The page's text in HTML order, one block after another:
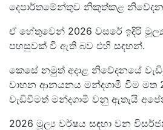
දෙපාර්තමේන්තුව නිකුත්කළ
ඒ හේතුවෙන් 2026 වසරේ ඉදිරි
පහසුවක් වී ඇති බව එහි සඳහන්.
කෙසේ නමුත් අදාළ නිවේදනයේ
වාහන ආනයනය මන්දගාමී වීම මත
වැඩිවීමත් මන්දගාමී වනු ඇතැයි
2026 මූල්‍ය වර්ෂය සඳහා වන